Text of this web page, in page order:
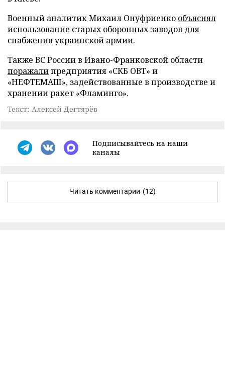
Военный аналитик Михаил Онуфриенко объяснял
использование старых оборонных заводов для
снабжения украинской армии.
Также ВС России в Ивано-Франковской области
поражалипредприятия «СКБ ОВТ» и
«НЕФТЕМАШ», задействованные в производстве и
хранении ракет «Фламинго».
Текст: Алексей Дегтярёв
Подписывайтесь на наши
каналы
Читать комментарии (12)